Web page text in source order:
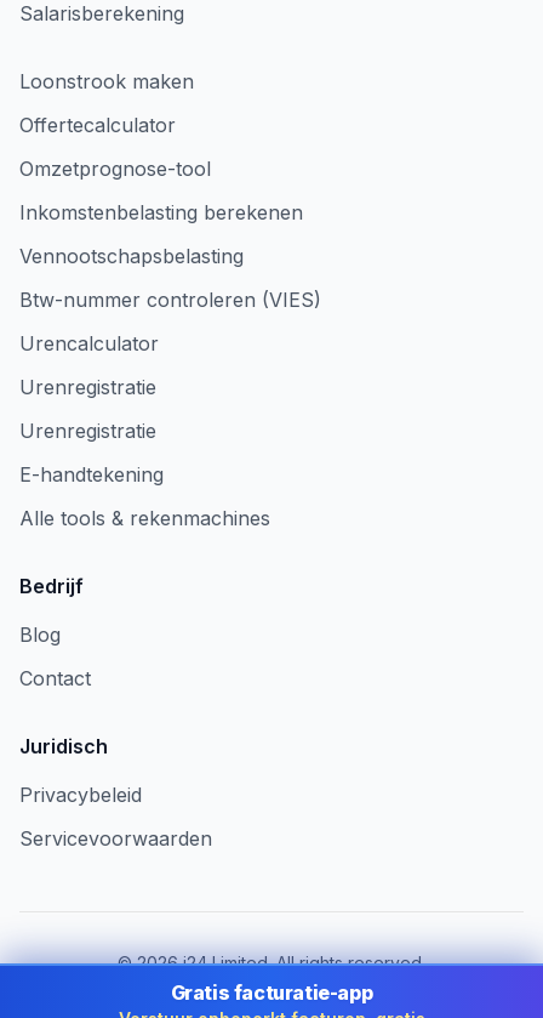
Salarisberekening
Loonstrook maken
Offertecalculator
Omzetprognose-tool
Inkomstenbelasting berekenen
Vennootschapsbelasting
Btw-nummer controleren (VIES)
Urencalculator
Urenregistratie
Urenregistratie
E-handtekening
Alle tools & rekenmachines
Bedrijf
Blog
Contact
Juridisch
Privacybeleid
Servicevoorwaarden
©2026i24 Limited. All rights reserved.
Voor bedrijven in Netherlands
Gratis facturatie-app